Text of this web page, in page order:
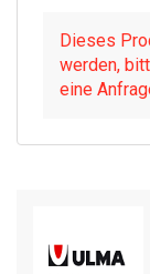
Dieses
werden,
eine